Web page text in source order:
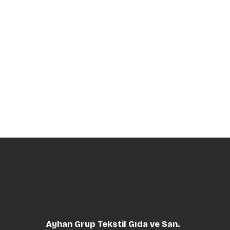
Ayhan Grup Tekstil Gıda ve San.